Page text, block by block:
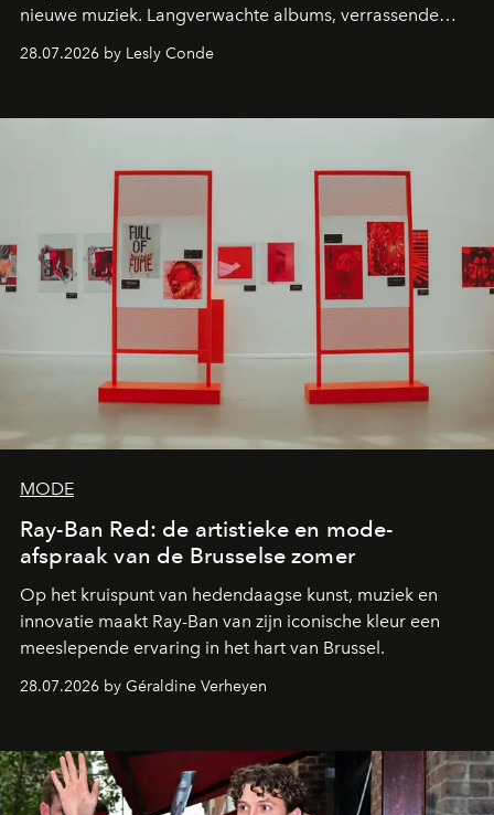
nieuwe muziek. Langverwachte albums, verrassende
comebacks en veelbelovende nieuwe projecten: dit zijn
de releases die je niet mag missen.
28.07.2026 by Lesly Conde
MODE
Ray-Ban Red: de artistieke en mode-
afspraak van de Brusselse zomer
Op het kruispunt van hedendaagse kunst, muziek en
innovatie maakt Ray-Ban van zijn iconische kleur een
meeslepende ervaring in het hart van Brussel.
28.07.2026 by Géraldine Verheyen